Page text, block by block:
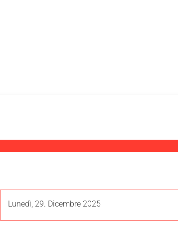
Lunedì, 29. Dicembre 2025